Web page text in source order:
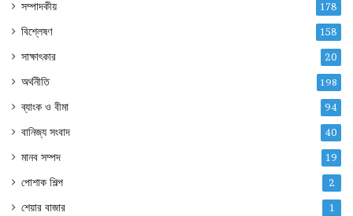
সম্পাদকীয় 178
বিশ্লেষণ 158
সাক্ষাৎকার 20
অর্থনীতি 198
ব্যাংক ও বীমা 94
বানিজ্য সংবাদ 40
মানব সম্পদ 19
পোশাক শিল্প 2
শেয়ার বাজার 1